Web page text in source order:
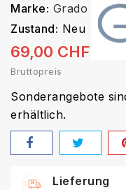
Marke: Grado
Zustand: Neu
69,00 CHF
Bruttopreis
Sonderangebote
erhältlich.
Lieferung